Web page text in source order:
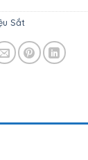
Sắt